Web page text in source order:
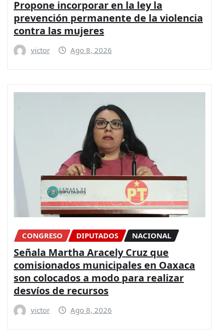
Propone incorporar en la ley la
prevención permanente de la violencia
contra las mujeres
victor Ago 8, 2026
CONGRESO DIPUTADOS NACIONAL
Señala Martha Aracely Cruz que
comisionados municipales en Oaxaca
son colocados a modo para realizar
desvíos de recursos
victor Ago 8, 2026